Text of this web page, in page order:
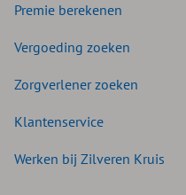
Premie berekenen
Vergoeding zoeken
Zorgverlener zoeken
Klantenservice
Werken bij Zilveren Kruis